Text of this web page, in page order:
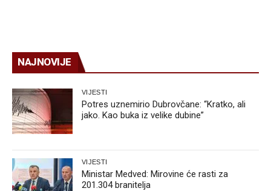
NAJNOVIJE
VIJESTI
Potres uznemirio Dubrovčane: “Kratko, ali
jako. Kao buka iz velike dubine”
VIJESTI
Ministar Medved: Mirovine će rasti za
201.304 branitelja